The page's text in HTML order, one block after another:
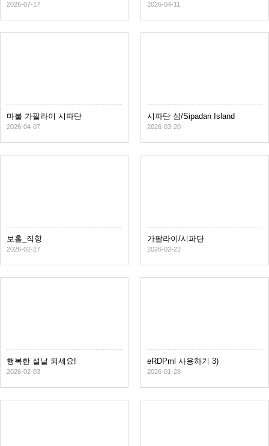
2026-07-17 2026-04-11
마불 가팔라이 시파단
2026-04-07
시파단 섬/Sipadan Island
2026-03-20
보홀_직항
2026-02-27
가팔라이/시파단
2026-02-22
행복한 설날 되세요!
2026-02-03
eRDPml 사용하기 3)
2026-01-28